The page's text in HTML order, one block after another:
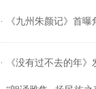
· 《九州朱颜记》首
· 《没有过不去的年